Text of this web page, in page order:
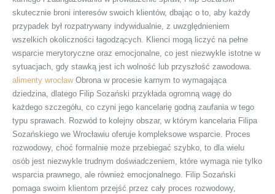
skutecznie broni interesów swoich klientów, dbając o to, aby każdy
przypadek był rozpatrywany indywidualnie, z uwzględnieniem
wszelkich okoliczności łagodzących. Klienci mogą liczyć na pełne
wsparcie merytoryczne oraz emocjonalne, co jest niezwykle istotne w
sytuacjach, gdy stawką jest ich wolność lub przyszłość zawodowa.
alimenty wrocławObrona w procesie karnym to wymagająca
dziedzina, dlatego Filip Sozański przykłada ogromną wagę do
każdego szczegółu, co czyni jego kancelarię godną zaufania w tego
typu sprawach. Rozwód to kolejny obszar, w którym kancelaria Filipa
Sozańskiego we Wrocławiu oferuje kompleksowe wsparcie. Proces
rozwodowy, choć formalnie może przebiegać szybko, to dla wielu
osób jest niezwykle trudnym doświadczeniem, które wymaga nie tylko
wsparcia prawnego, ale również emocjonalnego. Filip Sozański
pomaga swoim klientom przejść przez cały proces rozwodowy,